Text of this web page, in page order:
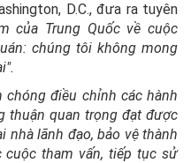
D.C., đưa ra tuyên
của Trung Quốc về cuộc
chúng tôi không mong
chóng điều chỉnh các hành
thuận quan trọng đạt được
nhà lãnh đạo, bảo vệ thành
tham vấn, tiếp tục sử